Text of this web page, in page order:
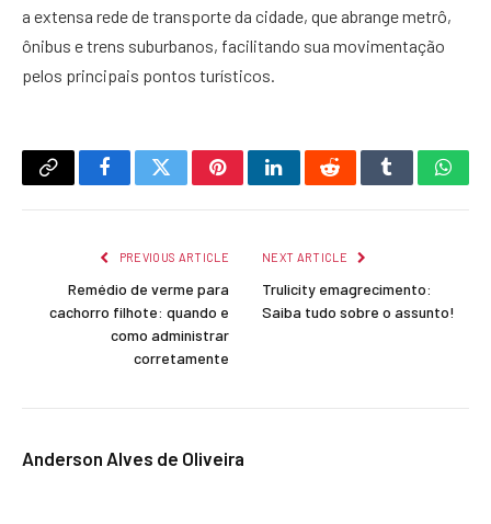
a extensa rede de transporte da cidade, que abrange metrô,
ônibus e trens suburbanos, facilitando sua movimentação
pelos principais pontos turísticos.
Copy
FacebookTwitterPinterestLinkedInRedditTumblr
PREVIOUS ARTICLE
Remédio de verme para
cachorro filhote: quando e
como administrar
corretamente
NEXT ARTICLE
Trulicity emagrecimento:
Saiba tudo sobre o assunto!
Anderson Alves de Oliveira